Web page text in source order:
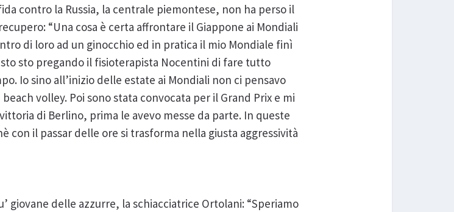
contro la Russia, la centrale piemontese, non ha perso il
“Una cosa è certa affrontare il Giappone ai Mondiali
di loro ad un ginocchio ed in pratica il mio Mondiale finì
sto pregando il fisioterapista Nocentini di fare tutto
Io sino all’inizio delle estate ai Mondiali non ci pensavo
volley. Poi sono stata convocata per il Grand Prix e mi
di Berlino, prima le avevo messe da parte. In queste
con il passar delle ore si trasforma nella giusta aggressività
giovane delle azzurre, la schiacciatrice Ortolani: “Speriamo